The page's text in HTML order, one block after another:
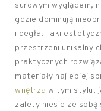
surowym wyglądem,
gdzie dominują
i cegła. Taki
przestrzeni unikalny
praktycznych
materiały najlepiej
wnętrza w tym stylu,
zalety niesie ze sobą